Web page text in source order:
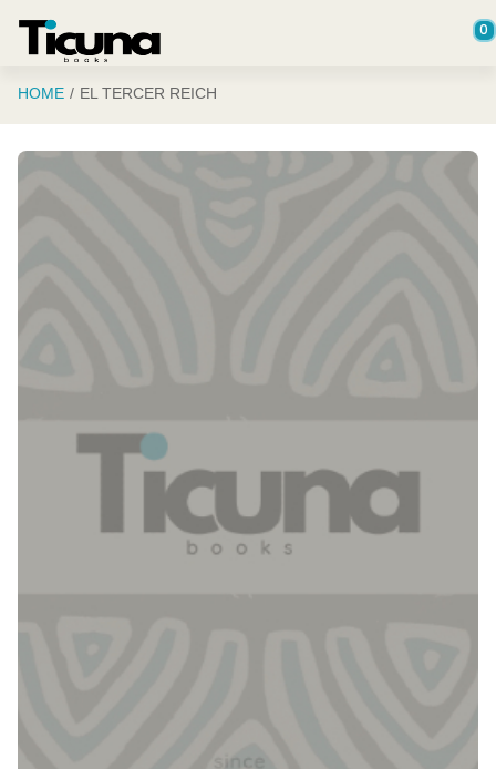
0
HOME EL TERCER REICH